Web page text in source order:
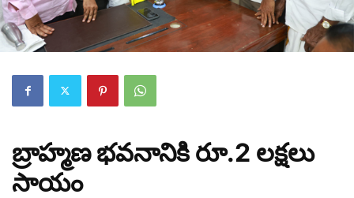
బ్రాహ్మణ భవనానికి రూ.2 లక్షలు
సాయం